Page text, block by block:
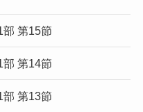
第15節
第14節
第13節